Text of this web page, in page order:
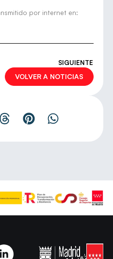
por internet en:
SIGUIENTE
VOLVER A NOTICIAS